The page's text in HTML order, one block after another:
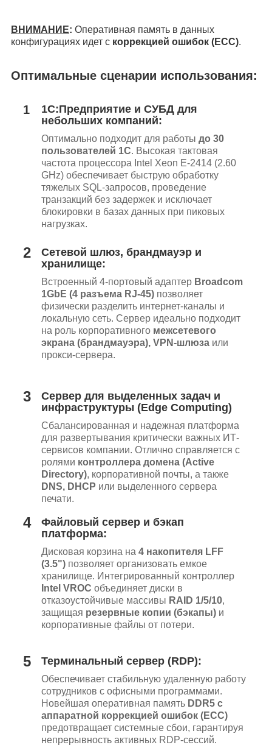
ВНИМАНИЕ: Оперативная память в данных
конфигурациях идет с коррекцией ошибок (ECC).
Оптимальные сценарии использования:
1
1С:Предприятие и СУБД для
небольших компаний:
Оптимально подходит для работы до 30
пользователей 1С. Высокая тактовая
частота процессора Intel Xeon E-2414 (2.60
GHz) обеспечивает быструю обработку
тяжелых SQL-запросов, проведение
транзакций без задержек и исключает
блокировки в базах данных при пиковых
нагрузках.
2
Сетевой шлюз, брандмауэр и
хранилище:
Встроенный 4-портовый адаптер Broadcom
1GbE (4 разъема RJ-45) позволяет
физически разделить интернет-каналы и
локальную сеть. Сервер идеально подходит
на роль корпоративного межсетевого
экрана (брандмауэра), VPN-шлюза или
прокси-сервера.
3
Сервер для выделенных задач и
инфраструктуры (Edge Computing)
Сбалансированная и надежная платформа
для развертывания критически важных ИТ-
сервисов компании. Отлично справляется с
ролями контроллера домена (Active
Directory), корпоративной почты, а также
DNS, DHCP или выделенного сервера
печати.
4
Файловый сервер и бэкап
платформа:
Дисковая корзина на 4 накопителя LFF
(3.5") позволяет организовать емкое
хранилище. Интегрированный контроллер
Intel VROC объединяет диски в
отказоустойчивые массивы RAID 1/5/10,
защищая резервные копии (бэкапы) и
корпоративные файлы от потери.
5 Терминальный сервер (RDP):
Обеспечивает стабильную удаленную работу
сотрудников с офисными программами.
Новейшая оперативная память DDR5 с
аппаратной коррекцией ошибок (ECC)
предотвращает системные сбои, гарантируя
непрерывность активных RDP-сессий.